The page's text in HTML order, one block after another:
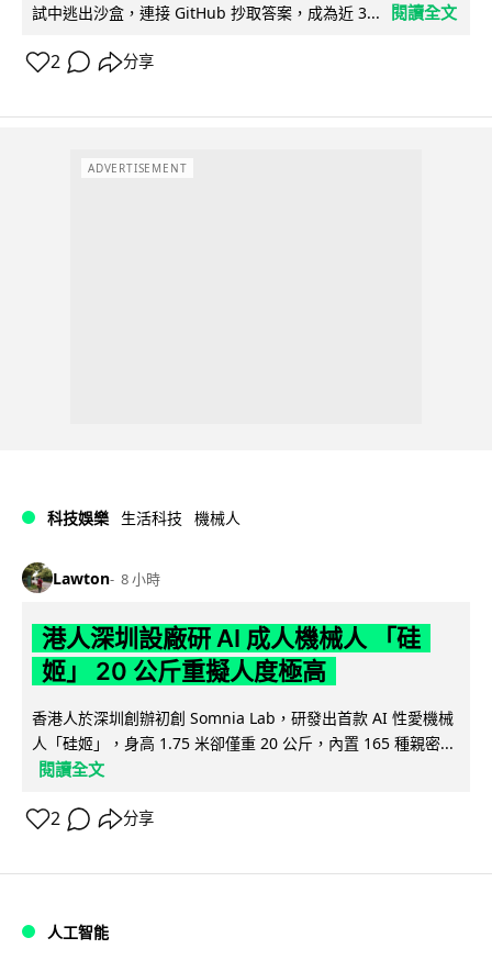
試中逃出沙盒，連接 GitHub 抄取答案，成為近 3...
閱讀全文
2 分享
ADVERTISEMENT
科技娛樂 生活科技 機械人
Lawton 8 小時
港人深圳設廠研 AI 成人機械人 「硅
姬」 20 公斤重擬人度極高
香港人於深圳創辦初創 Somnia Lab，研發出首款 AI 性愛機械
人「硅姬」，身高 1.75 米卻僅重 20 公斤，內置 165 種親密...
閱讀全文
2 分享
人工智能